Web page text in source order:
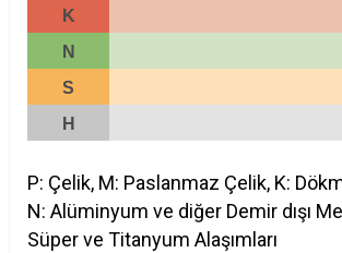
K
N
S
H
P: Çelik, M: Paslanmaz Çelik, K:
N: Alüminyum ve diğer Demir dışı
Süper ve Titanyum Alaşımları